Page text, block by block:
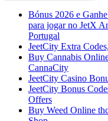
Bónus 2026 e
para jogar no JetX
Portugal
JeetCity Extra
Buy Cannabis
CannaCity
JeetCity Casino
JeetCity Bonus
Offers
Buy Weed Online